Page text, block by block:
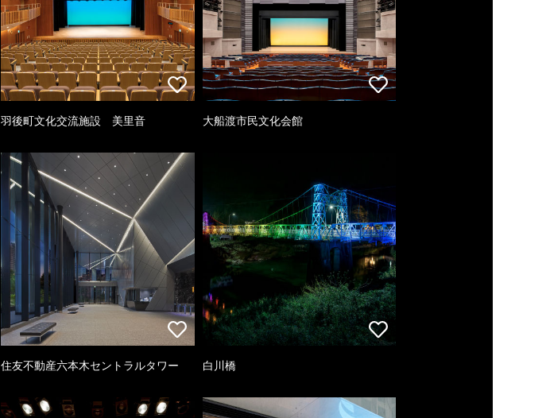
羽後町文化交流施設 美里音 大船渡市民文化会館
住友不動産六本木セントラルタワー 白川橋